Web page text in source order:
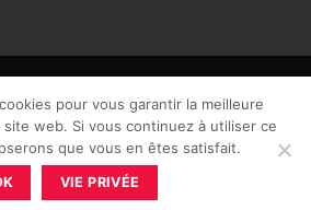
: BE0840965749 | Site web réalisé par
pour vous garantir la meilleure
web. Si vous continuez à utiliser ce
que vous en êtes satisfait.
VIE PRIVÉE